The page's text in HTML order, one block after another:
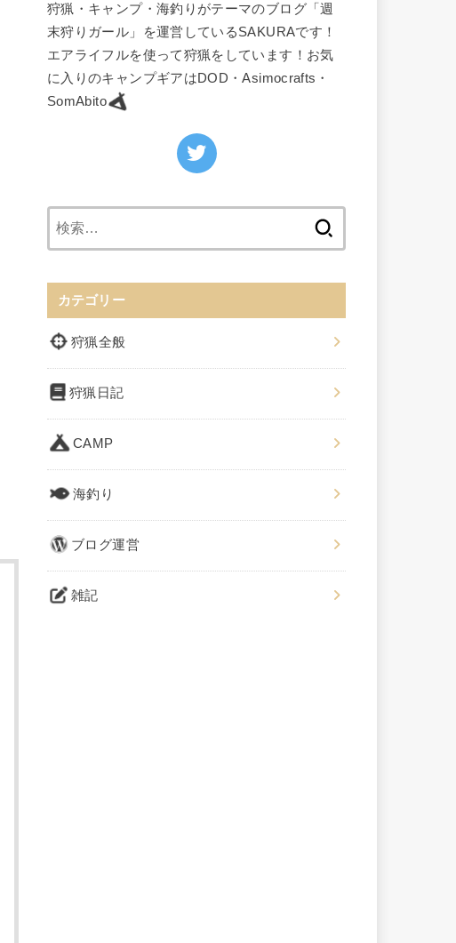
狩猟・キャンプ・海釣りがテーマのブログ「週
末狩りガール」を運営しているSAKURAです！
エアライフルを使って狩猟をしています！お気
に入りのキャンプギアはDOD・Asimocrafts・
SomAbito
カテゴリー
狩猟全般
狩猟日記
CAMP
海釣り
ブログ運営
雑記